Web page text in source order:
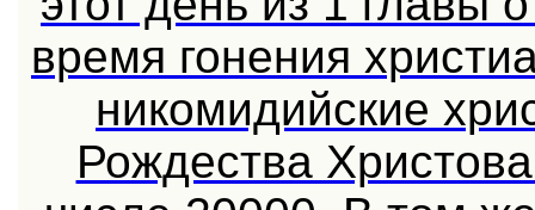
время гонения
никомидийские
Рождества